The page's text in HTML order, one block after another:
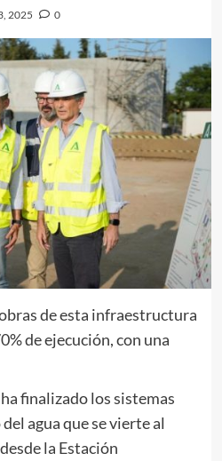
2025 0
de esta infraestructura
de ejecución, con una
finalizado los sistemas
agua que se vierte al
la Estación